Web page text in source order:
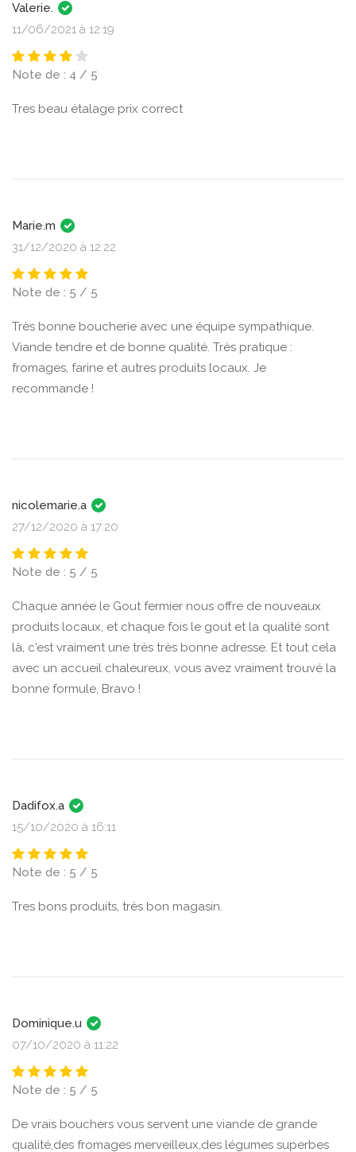
Valerie.
11/06/2021 à 12:19
Note de : 4 / 5
Tres beau étalage prix correct
Marie.m
31/12/2020 à 12:22
Note de : 5 / 5
Très bonne boucherie avec une équipe sympathique.
Viande tendre et de bonne qualité. Très pratique :
fromages, farine et autres produits locaux. Je
recommande !
nicolemarie.a
27/12/2020 à 17:20
Note de : 5 / 5
Chaque année le Gout fermier nous offre de nouveaux
produits locaux, et chaque fois le gout et la qualité sont
là, c'est vraiment une très très bonne adresse. Et tout cela
avec un accueil chaleureux, vous avez vraiment trouvé la
bonne formule, Bravo !
Dadifox.a
15/10/2020 à 16:11
Note de : 5 / 5
Tres bons produits, très bon magasin.
Dominique.u
07/10/2020 à 11:22
Note de : 5 / 5
De vrais bouchers vous servent une viande de grande
qualité,des fromages merveilleux,des légumes superbes